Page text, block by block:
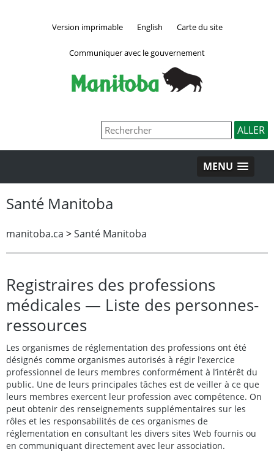
Version imprimable English Carte du site
Communiquer avec le gouvernement
MENU
Santé Manitoba
manitoba.ca >Santé Manitoba
Registraires des professions
médicales — Liste des personnes-
ressources
Les organismes de réglementation des professions ont été
désignés comme organismes autorisés à régir l’exercice
professionnel de leurs membres conformément à l’intérêt du
public. Une de leurs principales tâches est de veiller à ce que
leurs membres exercent leur profession avec compétence. On
peut obtenir des renseignements supplémentaires sur les
rôles et les responsabilités de ces organismes de
réglementation en consultant les divers sites Web fournis ou
en communiquant directement avec leur association.